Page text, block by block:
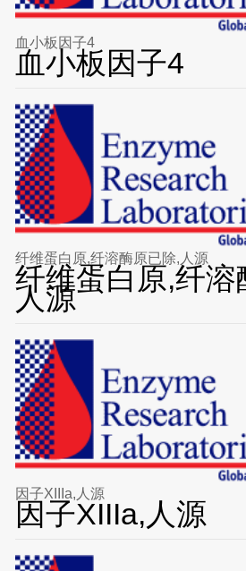
血小板因子4
血小板因子4
纤维蛋白原,纤溶酶原已除,人源
纤维蛋白原,纤溶
人源
因子XIIIa,人源
因子XIIIa,人源